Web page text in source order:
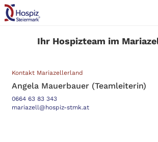
Ihr Hospizteam im
Kontakt Mariazellerland
Angela Mauerbauer (Teamleiterin)
0664 63 83 343
mariazell@hospiz-stmk.at